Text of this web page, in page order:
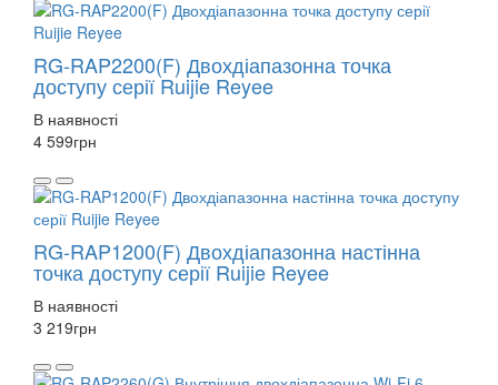
RG-RAP2200(F) Двохдіапазонна точка
доступу серії Ruijie Reyee
В наявності
4 599грн
RG-RAP1200(F) Двохдіапазонна настінна
точка доступу серії Ruijie Reyee
В наявності
3 219грн